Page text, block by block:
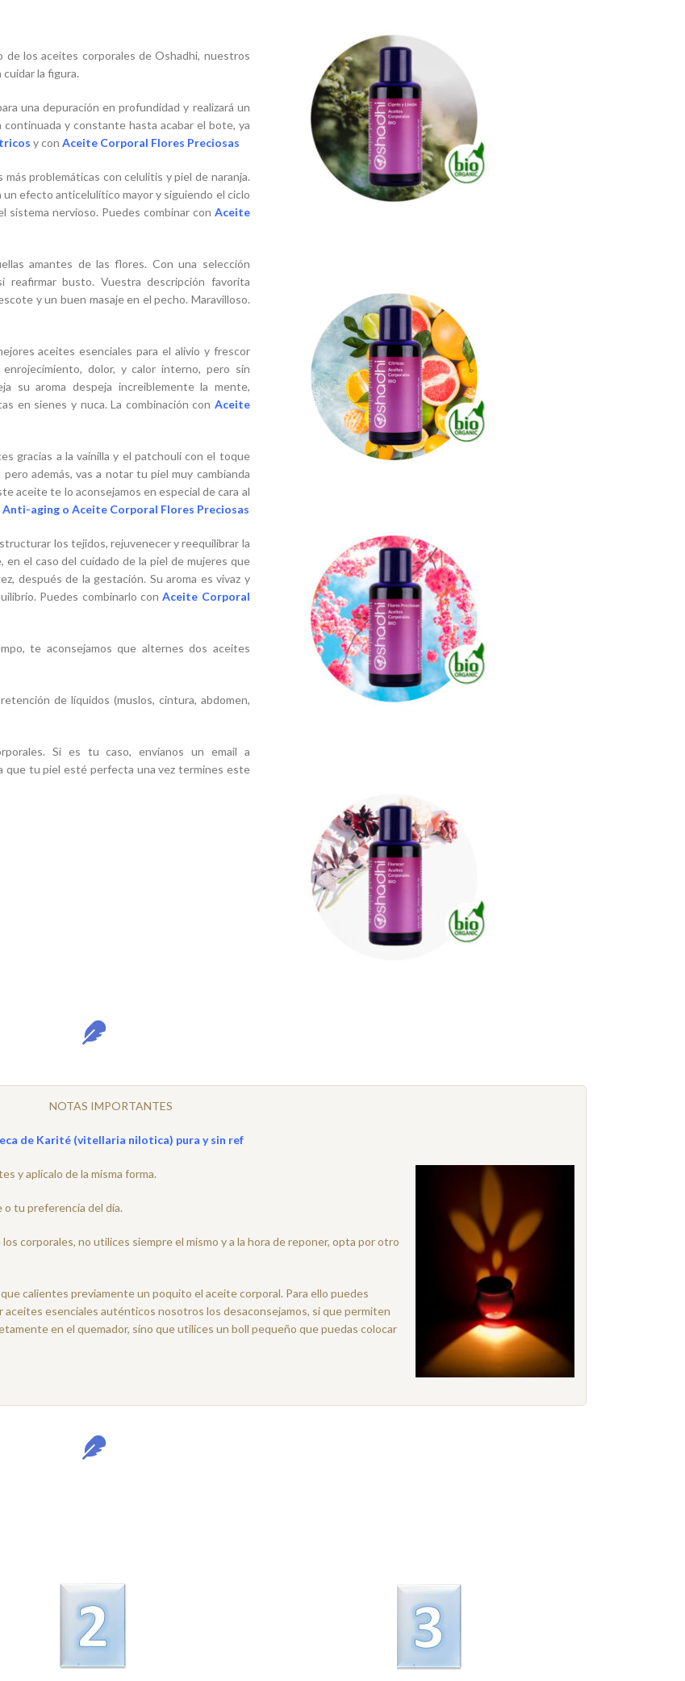
de los aceites corporales de Oshadhi, nuestros
la figura.
una depuración en profundidad y realizará un
continuada y constante hasta acabar el bote, ya
y con Aceite Corporal Flores Preciosas
problemáticas con celulitis y piel de naranja.
efecto anticelulítico mayor y siguiendo el ciclo
sistema nervioso. Puedes combinar con Aceite
amantes de las flores. Con una selección
reafirmar busto. Vuestra descripción favorita
y un buen masaje en el pecho. Maravilloso.
aceites esenciales para el alivio y frescor
dolor, y calor interno, pero sin
su aroma despeja increiblemente la mente,
en sienes y nuca. La combinación con Aceite
gracias a la vainilla y el patchouli con el toque
además, vas a notar tu piel muy cambianda
aceite te lo aconsejamos en especial de cara al
aging o Aceite Corporal Flores Preciosas
los tejidos, rejuvenecer y reequilibrar la
el caso del cuidado de la piel de mujeres que
después de la gestación. Su aroma es vivaz y
Puedes combinarlo conAceite Corporal
te aconsejamos que alternes dos aceites
de líquidos (muslos, cintura, abdomen,
Si es tu caso, envíanos un email a
que tu piel esté perfecta una vez termines este
NOTAS IMPORTANTES
de Karité (vitellaria nilotica) pura y sin ref
y aplícalo de la misma forma.
o tu preferencia del día.
corporales, no utilices siempre el mismo y a la hora de reponer, opta por otro
calientes previamente un poquito el aceite corporal. Para ello puedes
esenciales auténticos nosotros los desaconsejamos, si que permiten
en el quemador, sino que utilices un boll pequeño que puedas colocar